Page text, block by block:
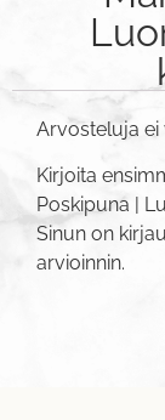
Arvosteluja ei
Kirjoita
Poskipuna |
Sinun on
arvioinnin.